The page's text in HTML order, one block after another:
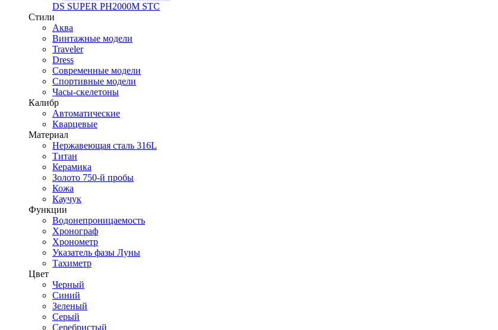
DS SUPER PH2000M STC
Стили
Аква
Винтажные модели
Traveler
Dress
Современные модели
Спортивные модели
Часы-скелетоны
Калибр
Автоматические
Кварцевые
Материал
Нержавеющая сталь 316L
Титан
Керамика
Золото 750-й пробы
Кожа
Каучук
Функции
Водонепроницаемость
Хронограф
Хронометр
Указатель фазы Луны
Тахиметр
Цвет
Черный
Синий
Зеленый
Серый
Серебристый